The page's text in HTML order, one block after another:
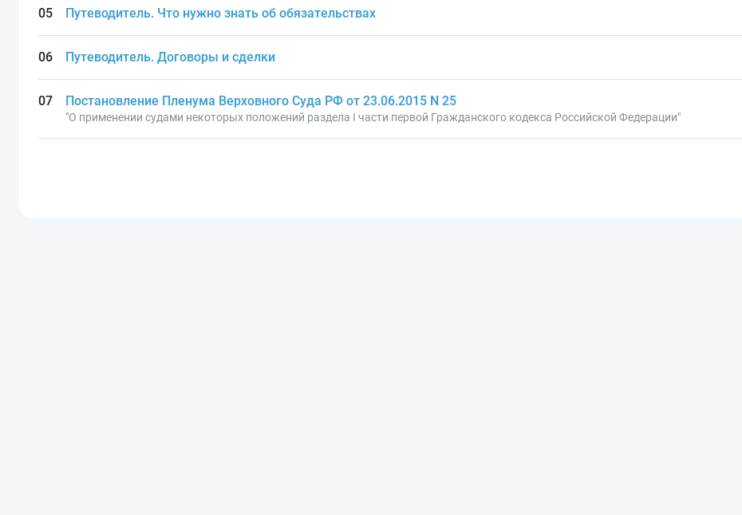
Путеводитель. Что нужно знать об обязательствах
Путеводитель. Договоры и сделки
Постановление Пленума Верховного Суда РФ от 23.06.2015 N 25
"О применении судами некоторых положений раздела I части первой Гражданского кодекса Российской Федерации"